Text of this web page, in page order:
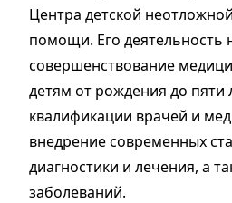
Центра детской
помощи. Его деятельность
совершенствование
детям от рождения до
квалификации врачей и
внедрение современных
диагностики и лечения, а
заболеваний.